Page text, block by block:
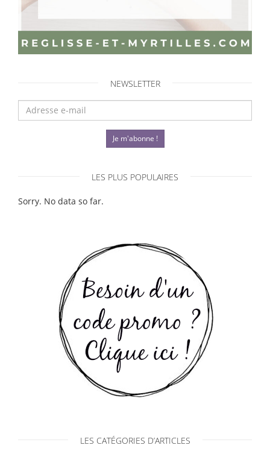
NEWSLETTER
Je m'abonne !
LES PLUS POPULAIRES
Sorry. No data so far.
LES CATÉGORIES D’ARTICLES